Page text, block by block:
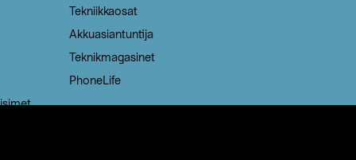
Tekniikkaosat
Akkuasiantuntija
Teknikmagasinet
PhoneLife